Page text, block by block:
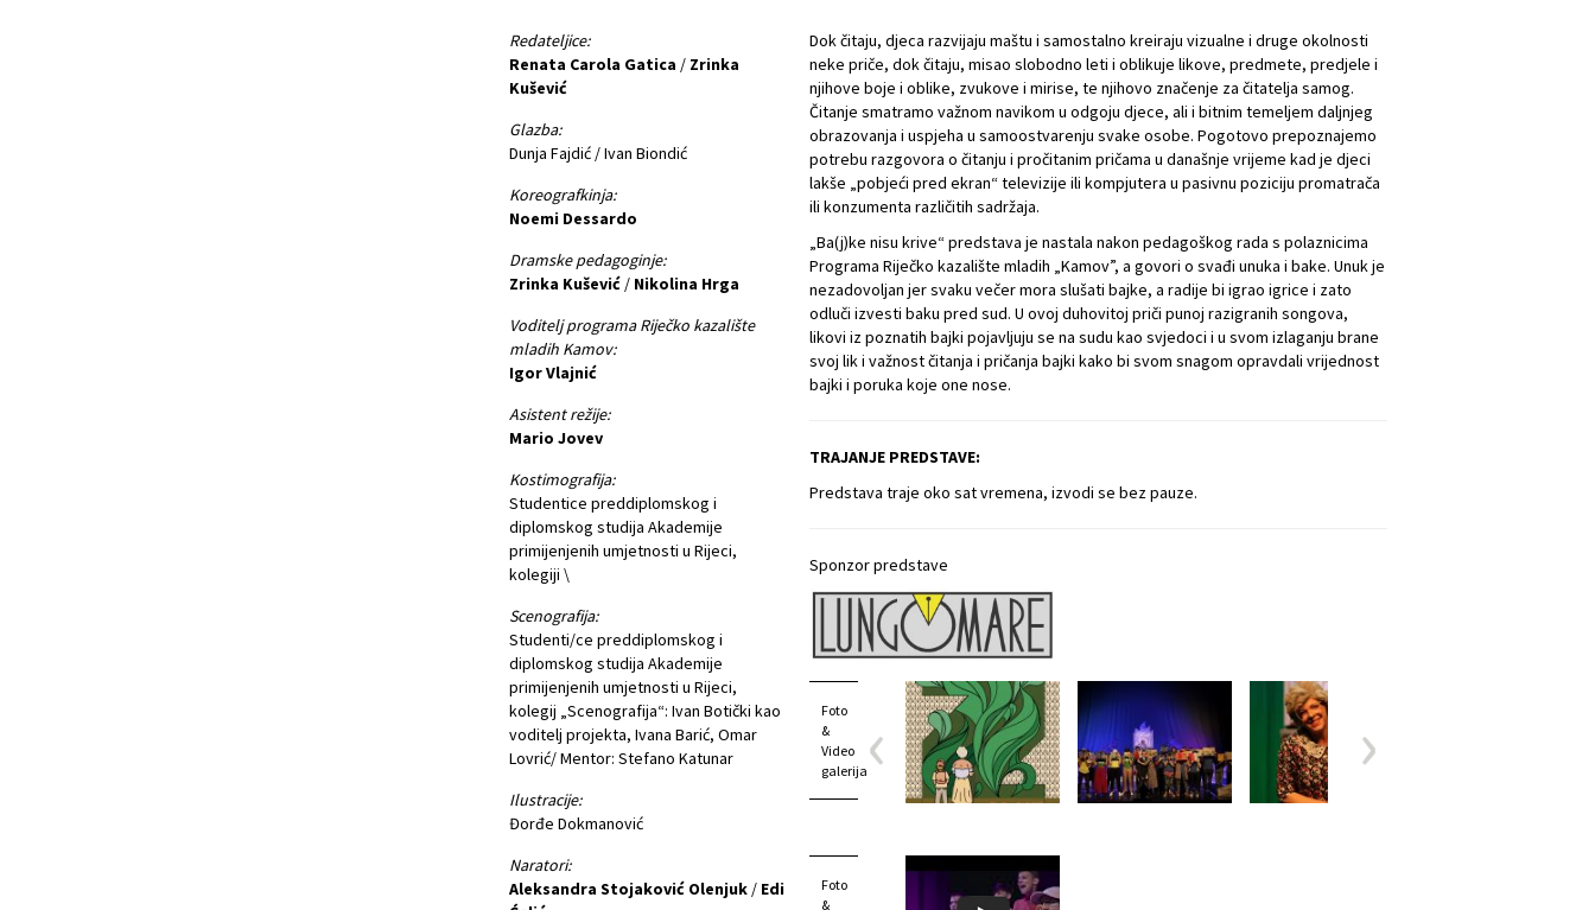
Redateljice:
Renata Carola Gatica / Zrinka
Kušević
Glazba:
Dunja Fajdić / Ivan Biondić
Koreografkinja:
Noemi Dessardo
Dramske pedagoginje:
Zrinka Kušević/ Nikolina Hrga
Voditelj programa Riječko kazalište
mladih Kamov:
Igor Vlajnić
Asistent režije:
Mario Jovev
Kostimografija:
Studentice preddiplomskog i
diplomskog studija Akademije
primijenjenih umjetnosti u Rijeci,
kolegiji \
Scenografija:
Studenti/ce preddiplomskog i
diplomskog studija Akademije
primijenjenih umjetnosti u Rijeci,
kolegij „Scenografija“: Ivan Botički kao
voditelj projekta, Ivana Barić, Omar
Lovrić/ Mentor: Stefano Katunar
Ilustracije:
Đorđe Dokmanović
Naratori:
Aleksandra Stojaković Olenjuk/ Edi
Dok čitaju, djeca razvijaju maštu i samostalno kreiraju vizualne i druge okolnosti
neke priče, dok čitaju, misao slobodno leti i oblikuje likove, predmete, predjele i
njihove boje i oblike, zvukove i mirise, te njihovo značenje za čitatelja samog.
Čitanje smatramo važnom navikom u odgoju djece, ali i bitnim temeljem daljnjeg
obrazovanja i uspjeha u samoostvarenju svake osobe. Pogotovo prepoznajemo
potrebu razgovora o čitanju i pročitanim pričama u današnje vrijeme kad je djeci
lakše „pobjeći pred ekran“ televizije ili kompjutera u pasivnu poziciju promatrača
ili konzumenta različitih sadržaja.
„Ba(j)ke nisu krive“ predstava je nastala nakon pedagoškog rada s polaznicima
Programa Riječko kazalište mladih „Kamov”, a govori o svađi unuka i bake. Unuk je
nezadovoljan jer svaku večer mora slušati bajke, a radije bi igrao igrice i zato
odluči izvesti baku pred sud. U ovoj duhovitoj priči punoj razigranih songova,
likovi iz poznatih bajki pojavljuju se na sudu kao svjedoci i u svom izlaganju brane
svoj lik i važnost čitanja i pričanja bajki kako bi svom snagom opravdali vrijednost
bajki i poruka koje one nose.
TRAJANJE PREDSTAVE:
Predstava traje oko sat vremena, izvodi se bez pauze.
Sponzor predstave
Foto
&
Video
galerija
Foto
&